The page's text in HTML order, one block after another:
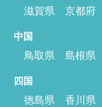
滋賀県 京都府
中国
鳥取県 島根県
四国
徳島県 香川県